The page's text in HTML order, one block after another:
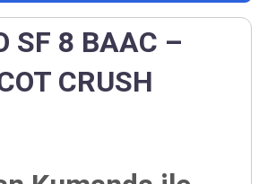
SF 8 BAAC –
CRUSH